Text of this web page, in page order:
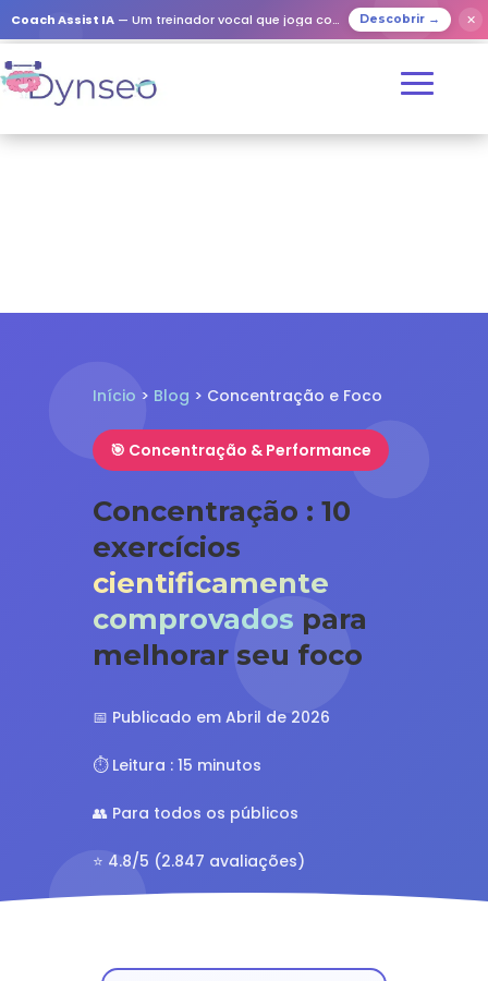
Coach Assist IA — Um treinador vocal que joga com os seus entes queridos Descobrir → ✕
Início > Blog > Concentração e Foco
🎯 Concentração & Performance
Concentração : 10
exercícios
cientificamente
comprovados para
melhorar seu foco
📅 Publicado em Abril de 2026
⏱️ Leitura : 15 minutos
👥 Para todos os públicos
⭐ 4.8/5 (2.847 avaliações)